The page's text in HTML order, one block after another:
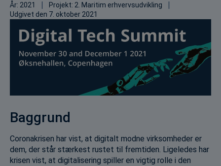
År: 2021 Projekt: 2. Maritim erhvervsudvikling
Udgivet den 7. oktober 2021
Baggrund
Coronakrisen har vist, at digitalt modne virksomheder er
dem, der står stærkest rustet til fremtiden. Ligeledes har
krisen vist, at digitalisering spiller en vigtig rolle i den